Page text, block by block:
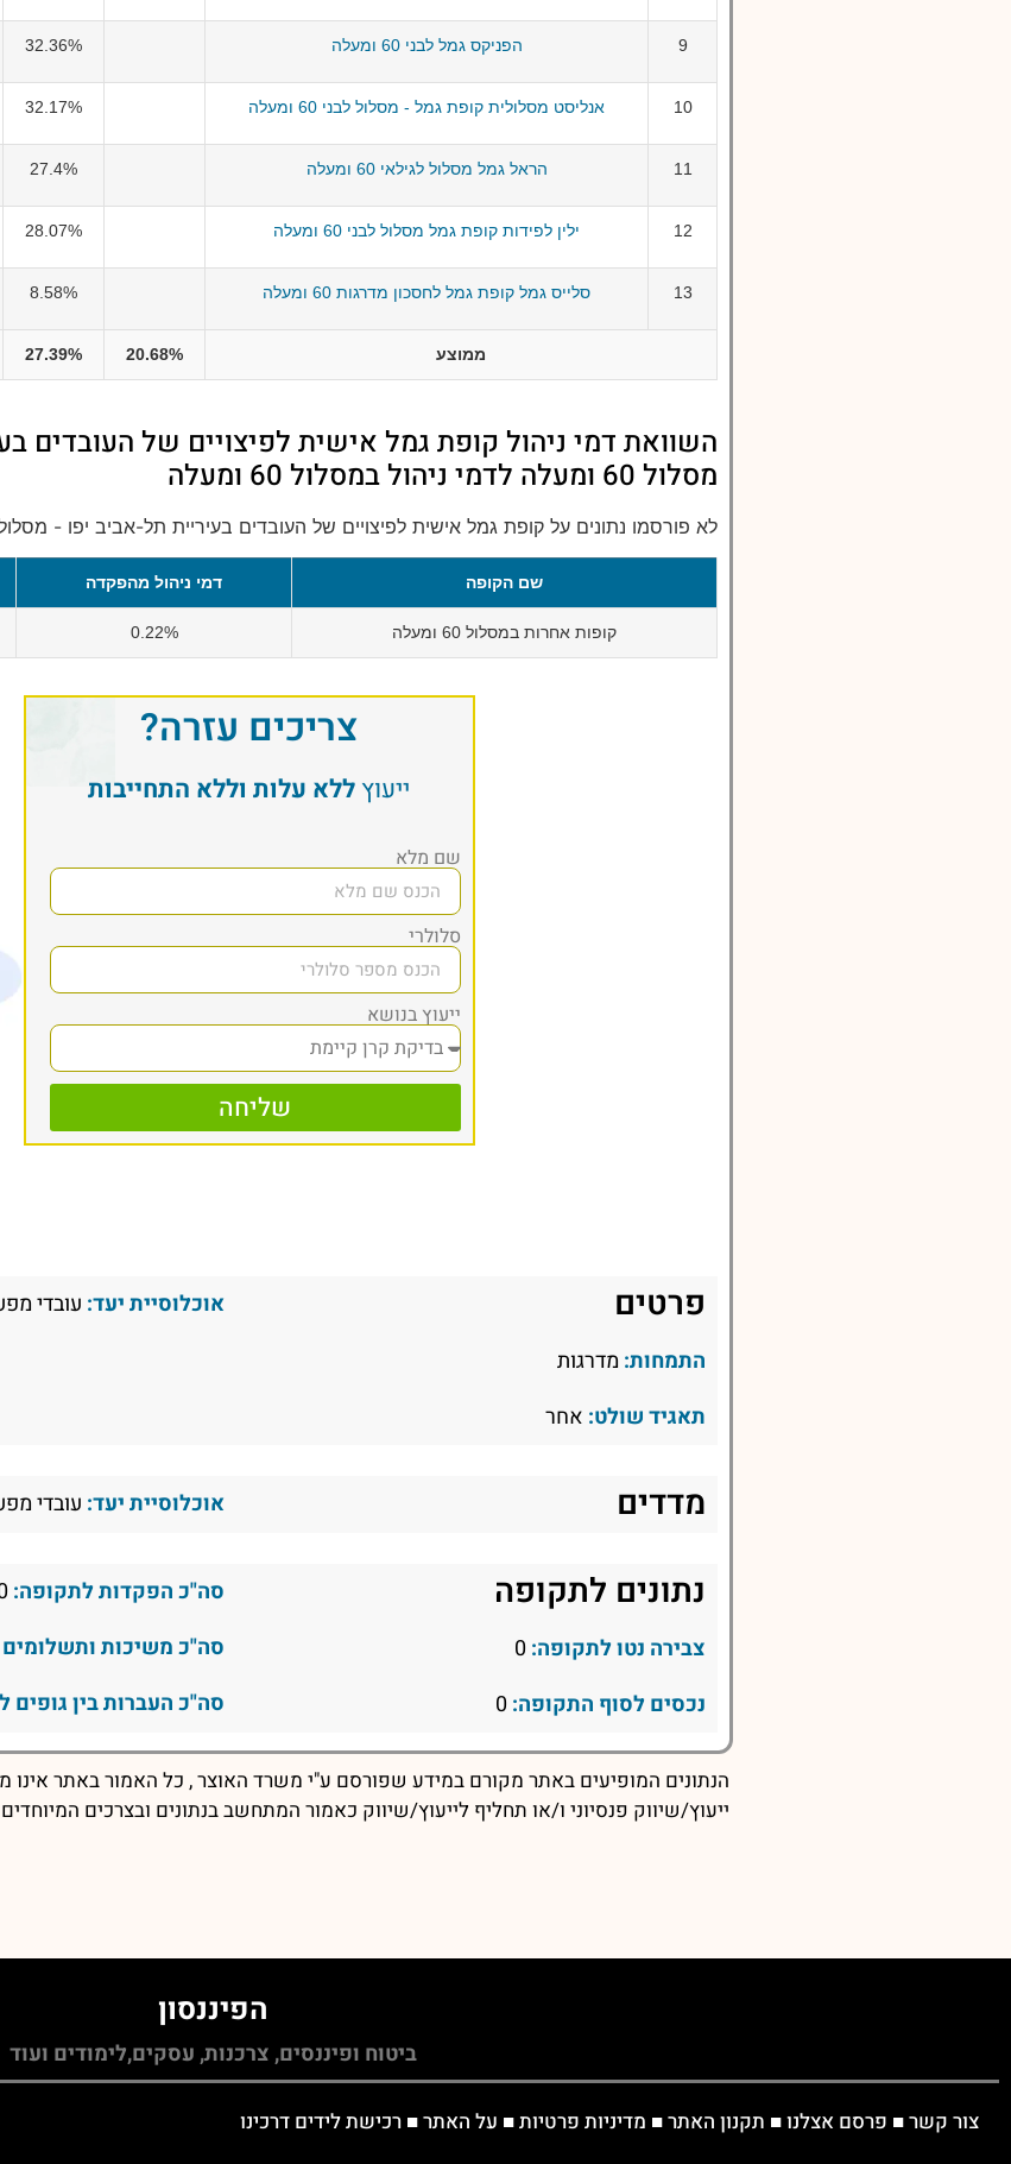
9 הפניקס גמל לבני 60 ומעלה 32.36%
10 אנליסט מסלולית קופת גמל - מסלול לבני 60 ומעלה 32.17%
11 הראל גמל מסלול לגילאי 60 ומעלה 27.4%
12 ילין לפידות קופת גמל מסלול לבני 60 ומעלה 28.07%
13 סלייס גמל קופת גמל לחסכון מדרגות 60 ומעלה 8.58%
ממוצע 20.68%
27.39%
השוואת דמי ניהול קופת גמל אישית לפיצויים של העובדים
מסלול 60 ומעלה לדמי ניהול במסלול 60 ומעלה
לא פורסמו נתונים על קופת גמל אישית לפיצויים של העובדים בעיריית תל-אביב יפו - מסלול 60
שם הקופה דמי ניהול מהפקדה
קופות אחרות במסלול 60 ומעלה 0.22%
צריכים עזרה?
ייעוץללא עלות וללא התחייבות
שם מלא
סלולרי
ייעוץ בנושא
שליחה
פרטים
התמחות: מדרגות
תאגיד שולט: אחר
אוכלוסיית יעד: עובדי
מדדים אוכלוסיית יעד: עובדי
נתונים לתקופה
צבירה נטו לתקופה:
נכסים לסוף התקופה:
סה"כ הפקדות לתקופה:0
סה"כ משיכות
סה"כ העברות בין גופים
הנתונים המופיעים באתר מקורם במידע שפורסם ע"י משרד האוצר , כל האמור באתר אינו
ייעוץ/שיווק פנסיוני ו/או תחליף לייעוץ/שיווק כאמור המתחשב בנתונים ובצרכים
הפיננסון
ביטוח ופיננסים, צרכנות, עסקים,לימודים ועוד
צור קשר■ פרסם אצלנו■ תקנון האתר■ מדיניות פרטיות■ על האתר■רכישת לידים דרכינו